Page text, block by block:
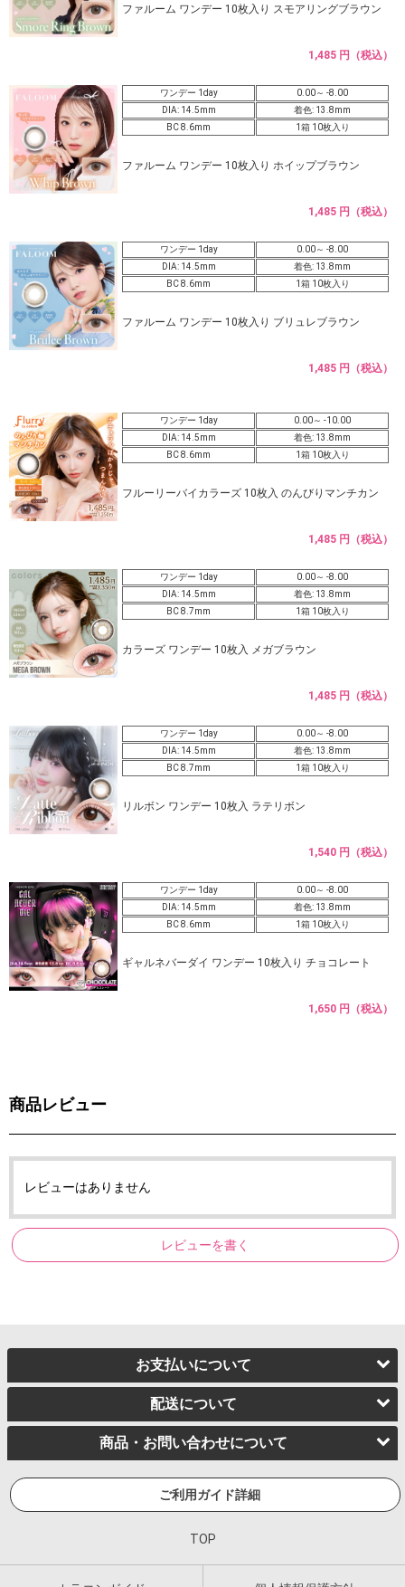
ファルーム ワンデー 10枚入り スモアリングブラウン
1,485 円（税込）
ワンデー 1day
0.00～ -8.00
DIA: 14.5mm
着色: 13.8mm
BC 8.6mm
1箱 10枚入り
ファルーム ワンデー 10枚入り ホイップブラウン
1,485 円（税込）
ワンデー 1day
0.00～ -8.00
DIA: 14.5mm
着色: 13.8mm
BC 8.6mm
1箱 10枚入り
ファルーム ワンデー 10枚入り ブリュレブラウン
1,485 円（税込）
ワンデー 1day
0.00～ -10.00
DIA: 14.5mm
着色: 13.8mm
BC 8.6mm
1箱 10枚入り
フルーリーバイカラーズ 10枚入 のんびりマンチカン
1,485 円（税込）
ワンデー 1day
0.00～ -8.00
DIA: 14.5mm
着色: 13.8mm
BC 8.7mm
1箱 10枚入り
カラーズ ワンデー 10枚入 メガブラウン
1,485 円（税込）
ワンデー 1day
0.00～ -8.00
DIA: 14.5mm
着色: 13.8mm
BC 8.7mm
1箱 10枚入り
リルボン ワンデー 10枚入 ラテリボン
1,540 円（税込）
ワンデー 1day
0.00～ -8.00
DIA: 14.5mm
着色: 13.8mm
BC 8.6mm
1箱 10枚入り
ギャルネバーダイ ワンデー 10枚入り チョコレート
1,650 円（税込）
商品レビュー
レビューはありません
レビューを書く
お支払いについて
配送について
商品・お問い合わせについて
ご利用ガイド詳細
TOP